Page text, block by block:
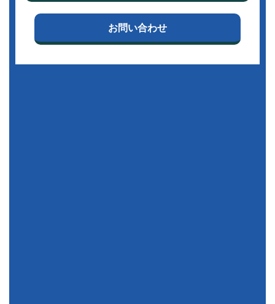
お問い合わせ